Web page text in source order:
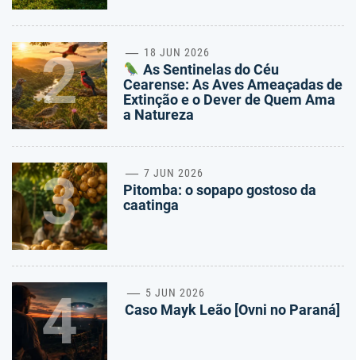
2 18 JUN 2026
As Sentinelas do Céu
Cearense: As Aves Ameaçadas de
Extinção e o Dever de Quem Ama
a Natureza
3 7 JUN 2026
Pitomba: o sopapo gostoso da
caatinga
4 5 JUN 2026
Caso Mayk Leão [Ovni no Paraná]